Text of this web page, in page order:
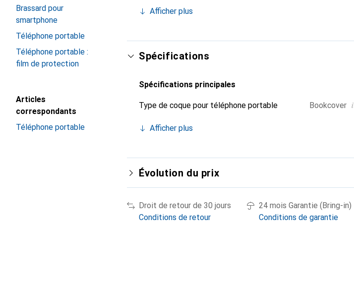
Brassard pour
smartphone
Téléphone portable
Téléphone portable :
film de protection
Articles
correspondants
Téléphone portable
est un choix sûr pour une clientèle exigeante.
Afficher plus
Spécifications
Spécifications principales
Type de coque pour téléphone portable Bookcover i
Afficher plus
Évolution du prix
Droit de retour de 30 jours
Conditions de retour
24 mois Garantie (Bring-in)
Conditions de garantie